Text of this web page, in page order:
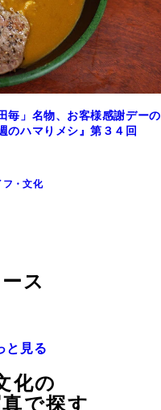
毎」名物、お客様感謝デーの
のハマりメシ』第３４回
フ・文化
ス
と見る
化の
で探す